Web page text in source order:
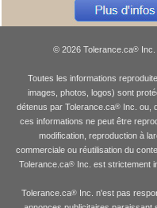
© 2026 Tolerance.ca®Inc.
Toutes les informations
images, photos, logos) sont
détenus par Tolerance.ca® Inc. ou,
ces informations ne peut être
modification, reproduction à
commerciale ou réutilisation du
Tolerance.ca® Inc. est strictement
Tolerance.ca® Inc. n'est pas